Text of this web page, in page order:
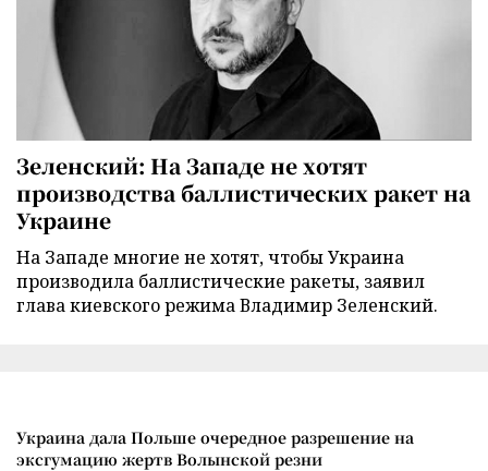
Зеленский: На Западе не хотят
производства баллистических ракет на
Украине
На Западе многие не хотят, чтобы Украина
производила баллистические ракеты, заявил
глава киевского режима Владимир Зеленский.
Украина дала Польше очередное разрешение на
эксгумацию жертв Волынской резни